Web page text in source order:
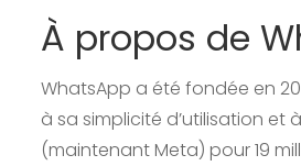
À propos de
WhatsApp a été fondée en
à sa simplicité d’utilisation et
(maintenant Meta) pour 19